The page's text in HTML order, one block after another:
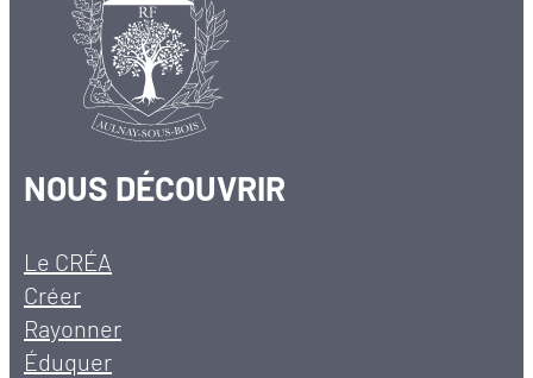
NOUS DÉCOUVRIR
Le CRÉA
Créer
Rayonner
Éduquer